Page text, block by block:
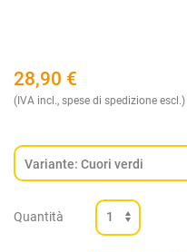
28,90 €
(IVA incl., spese di spedizione escl.)
Quantità